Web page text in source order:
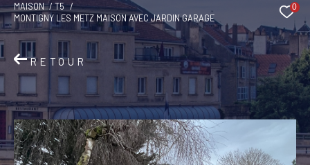
0
MAISON
T5
MONTIGNY LES METZ MAISON AVEC JARDIN GARAGE
RETOUR
Effectuer une recherche
et trouvez le bien qui correspond à vos critères
Type d'offre
Location
Type de bien
Sélectionner